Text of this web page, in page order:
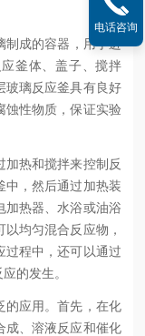
制成的容器，用于进
釜体、盖子、搅拌
玻璃反应釜具有良好
蚀性物质，保证实验
热和搅拌来控制反
中，然后通过加热装
加热器、水浴或油浴
均匀混合反应物，
过程中，还可以通过
的发生。
应用。首先，在化
成、溶液反应和催化
电话咨询